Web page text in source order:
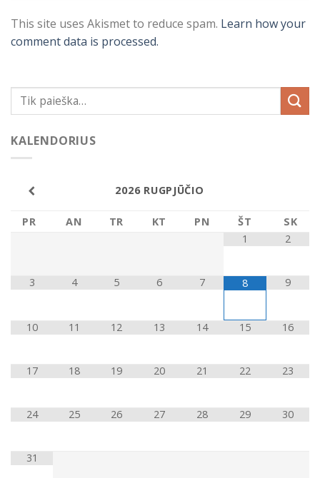
This site uses Akismet to reduce spam. Learn how your
comment data is processed.
KALENDORIUS
2026 RUGPJŪČIO
PR AN TR KT PN ŠT
SK
1
2
3 4 5 6 7 8 9
10 11 12 13 14 15 16
17 18 19 20 21 22 23
24 25 26 27 28 29 30
31